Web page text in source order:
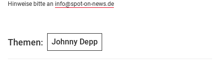
Hinweise bitte an info@spot-on-news.de
Themen: Johnny Depp